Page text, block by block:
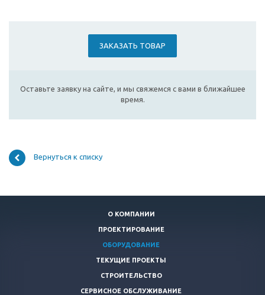
ЗАКАЗАТЬ ТОВАР
Оставьте заявку на сайте, и мы свяжемся с вами в ближайшее
время.
Вернуться к списку
О КОМПАНИИ
ПРОЕКТИРОВАНИЕ
ОБОРУДОВАНИЕ
ТЕКУЩИЕ ПРОЕКТЫ
СТРОИТЕЛЬСТВО
СЕРВИСНОЕ ОБСЛУЖИВАНИЕ